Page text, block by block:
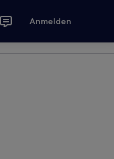
Anmelden